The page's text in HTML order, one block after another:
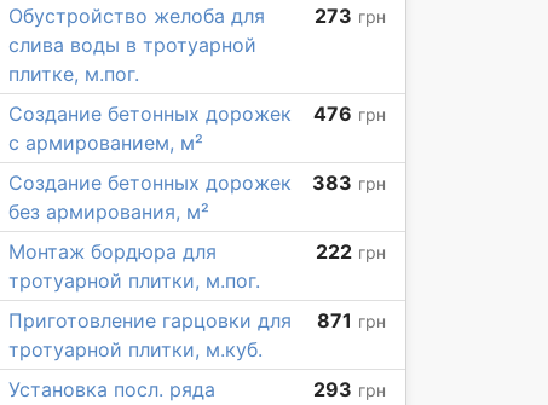
Обустройство желоба для
слива воды в тротуарной
плитке, м.пог.
273 грн
Создание бетонных дорожек
с армированием, м²
476 грн
Создание бетонных дорожек
без армирования, м²
383 грн
Монтаж бордюра для
тротуарной плитки, м.пог.
222 грн
Приготовление гарцовки для
тротуарной плитки, м.куб.
871 грн
Установка посл. ряда
293 грн